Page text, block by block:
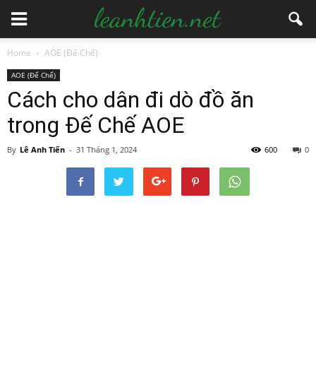
Home AOE (Đế Chế)
AOE (Đế Chế)
Cách cho dân đi dò đồ ăn
trong Đế Chế AOE
By Lê Anh Tiến - 31 Tháng 1, 2024 0
600